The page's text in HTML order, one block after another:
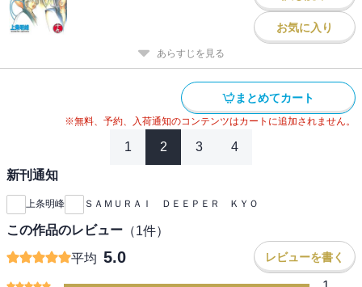
お気に入り
あらすじを見る
まとめてカート
※無料、予約、入荷通知のコンテンツはカートに追加されません。
1 2 3 4
新刊通知
上条明峰 ＳＡＭＵＲＡＩ ＤＥＥＰＥＲ ＫＹＯ
この作品のレビュー （1件）
平均 5.0 レビューを書く